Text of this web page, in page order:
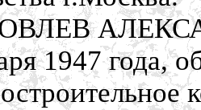
1947 года,